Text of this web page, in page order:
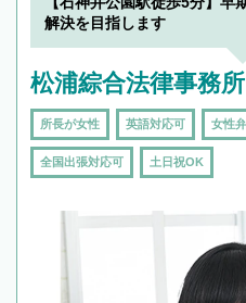
解決を目指します
松浦綜合法律事務所
所長が女性 英語対応可 女性
全国出張対応可 土日祝OK